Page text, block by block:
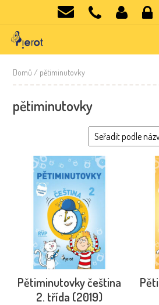
Domů / pětiminutovky
pětiminutovky
Pětiminutovky čeština
2. třída (2019)